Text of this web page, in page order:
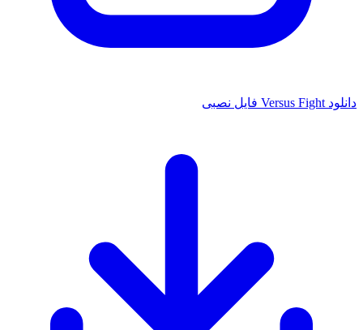
دانلود Versus Fight فایل نصبی